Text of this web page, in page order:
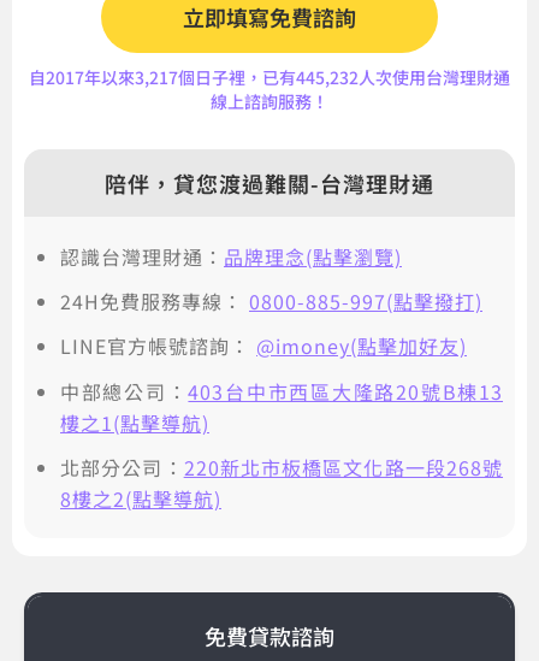
立即填寫免費諮詢
自2017年以來3,217個日子裡，已有445,232人次使用台灣理財通
線上諮詢服務！
陪伴，貸您渡過難關-台灣理財通
認識台灣理財通： 品牌理念(點擊瀏覽)
24H免費服務專線： 0800-885-997(點擊撥打)
LINE官方帳號諮詢： @imoney(點擊加好友)
中部總公司：403台中市西區大隆路20號B棟13
樓之1(點擊導航)
北部分公司： 220新北市板橋區文化路一段268號
8樓之2(點擊導航)
免費貸款諮詢